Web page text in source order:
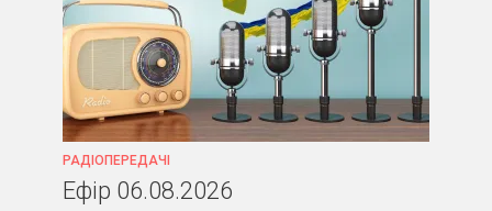
РАДІОПЕРЕДАЧІ
Ефір 06.08.2026